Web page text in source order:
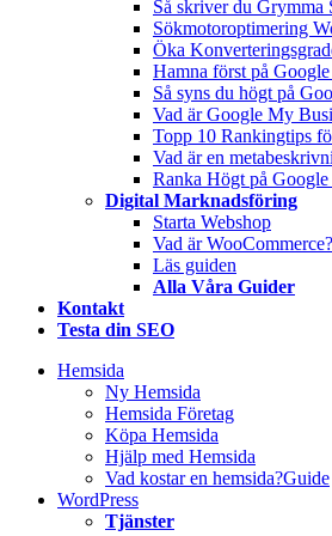
Så skriver du Grymma
Sökmotoroptimering
Öka
Hamna först på
Så syns du högt på
Vad är Google My
Topp 10 Rankingtips
Vad är en
Ranka Högt på
Digital Marknadsföring
Starta Webshop
Vad är WooCommerce?
Läs guiden
Alla Våra Guider
Kontakt
Testa din SEO
Hemsida
Ny Hemsida
Hemsida Företag
Köpa Hemsida
Hjälp med Hemsida
Vad kostar en hemsida?Guide
WordPress
Tjänster